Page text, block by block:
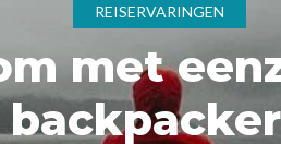
REISERVARINGEN
met